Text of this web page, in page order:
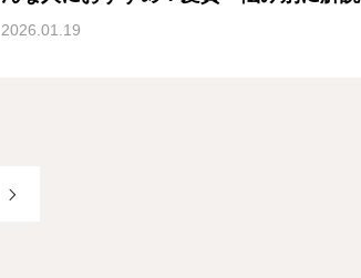
2026.01.19